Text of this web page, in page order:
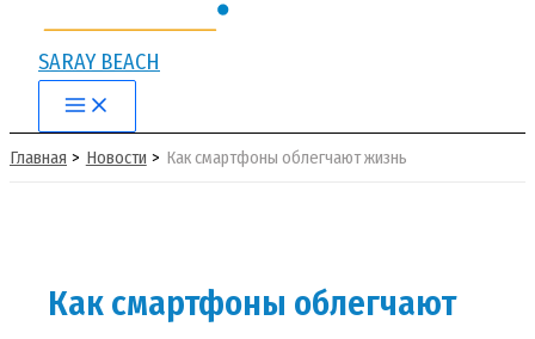
SARAY BEACH
Main
Menu
Главная Новости Как смартфоны облегчают жизнь
Как смартфоны облегчают